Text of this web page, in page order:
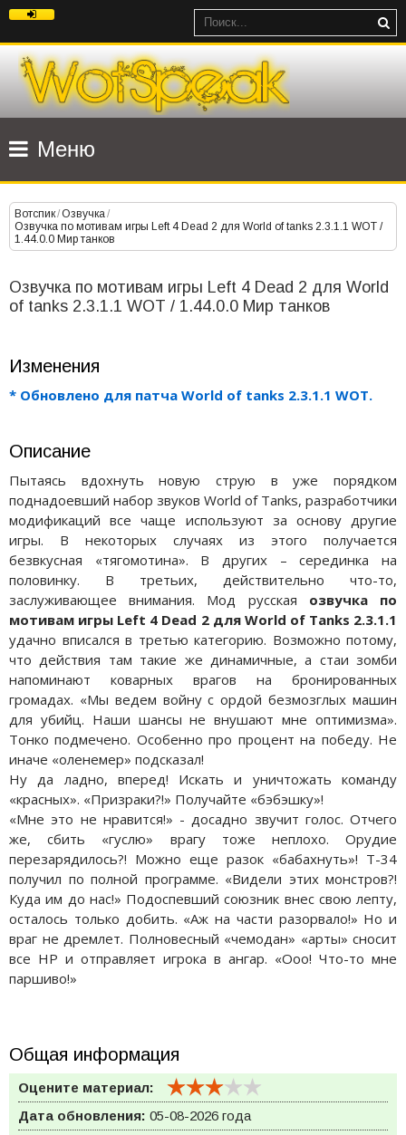
Меню
Вотспик/Озвучка/
Озвучка по мотивам игры Left 4 Dead 2 для World of tanks 2.3.1.1 WOT /
1.44.0.0 Мир танков
Озвучка по мотивам игры Left 4 Dead 2 для World
of tanks 2.3.1.1 WOT / 1.44.0.0 Мир танков
Изменения
* Обновлено для патча World of tanks 2.3.1.1 WOT.
Описание
Пытаясь вдохнуть новую струю в уже порядком
поднадоевший набор звуков World of Tanks, разработчики
модификаций все чаще используют за основу другие
игры. В некоторых случаях из этого получается
безвкусная «тягомотина». В других – серединка на
половинку. В третьих, действительно что-то,
заслуживающее внимания. Мод русская озвучка по
мотивам игры Left 4 Dead 2 для World of Tanks 2.3.1.1
удачно вписался в третью категорию. Возможно потому,
что действия там такие же динамичные, а стаи зомби
напоминают коварных врагов на бронированных
громадах. «Мы ведем войну с ордой безмозглых машин
для убийц. Наши шансы не внушают мне оптимизма».
Тонко подмечено. Особенно про процент на победу. Не
иначе «оленемер» подсказал!
Ну да ладно, вперед! Искать и уничтожать команду
«красных». «Призраки?!» Получайте «бэбэшку»!
«Мне это не нравится!» - досадно звучит голос. Отчего
же, сбить «гуслю» врагу тоже неплохо. Орудие
перезарядилось?! Можно еще разок «бабахнуть»! Т-34
получил по полной программе. «Видели этих монстров?!
Куда им до нас!» Подоспевший союзник внес свою лепту,
осталось только добить. «Аж на части разорвало!» Но и
враг не дремлет. Полновесный «чемодан» «арты» сносит
все HP и отправляет игрока в ангар. «Ооо! Что-то мне
паршиво!»
Общая информация
Оцените материал:
Дата обновления: 05-08-2026 года